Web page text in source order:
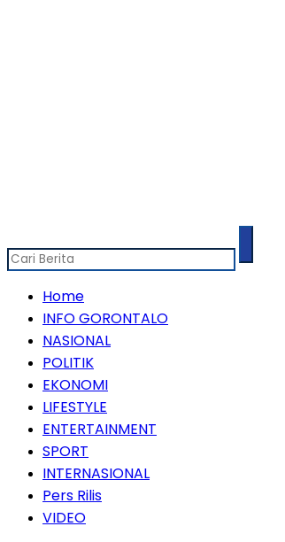
Home
INFO GORONTALO
NASIONAL
POLITIK
EKONOMI
LIFESTYLE
ENTERTAINMENT
SPORT
INTERNASIONAL
Pers Rilis
VIDEO